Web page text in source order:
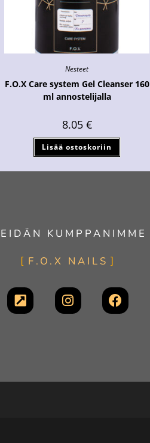
Nesteet
F.O.X Care system Gel Cleanser 160
ml annostelijalla
8.05 €
Lisää ostoskoriin
KUMPPANIMME
F.O.X NAILS